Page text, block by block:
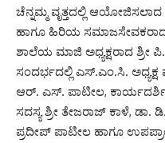
ಚೆನ್ನಮ್ಮ ವೃತ್ತದಲ್ಲಿ
ಹಾಗೂ ಹಿರಿಯ ಸಮಾಜಸೇವಕರಾದ
ಶಾಲೆಯ ಮಾಜಿ ಅಧ್ಯಕ್ಷರಾದ ಶ್ರೀ
ಸಂದರ್ಭದಲ್ಲಿ ಎಸ್.ಎಂ.ಸಿ. ಅಧ್ಯಕ್ಷ
ಆರ್. ಎಸ್. ಪಾಟೀಲ,
ಸದಸ್ಯ ಶ್ರೀ ತೇಜರಾಜ್ ಕಾಳೆ, ಡಾ.
ಪ್ರದೀಪ್ ಪಾಟೀಲ ಹಾಗೂ